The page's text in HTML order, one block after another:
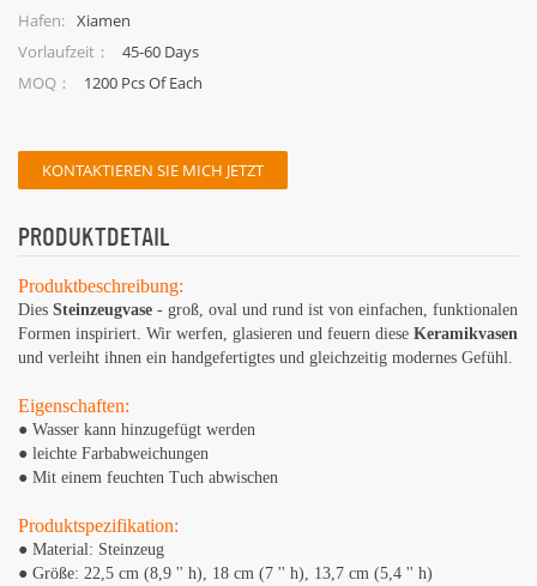
Hafen: Xiamen
Vorlaufzeit：
45-60 Days
MOQ：
1200 Pcs Of Each
KONTAKTIEREN SIE MICH JETZT
PRODUKTDETAIL
Produktbeschreibung:
Dies Steinzeugvase - groß, oval und rund ist von einfachen, funktionalen
Formen inspiriert. Wir werfen, glasieren und feuern diese Keramikvasen
und verleiht ihnen ein handgefertigtes und gleichzeitig modernes Gefühl.
Eigenschaften:
● Wasser kann hinzugefügt werden
● leichte Farbabweichungen
● Mit einem feuchten Tuch abwischen
Produktspezifikation:
● Material: Steinzeug
● Größe: 22,5 cm (8,9 '' h), 18 cm (7 '' h), 13,7 cm (5,4 '' h)